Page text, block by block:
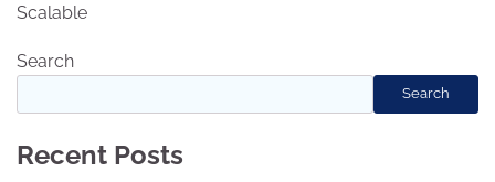
Scalable
Search
Search
Recent Posts